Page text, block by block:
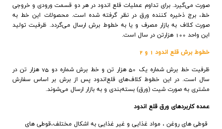
صورت مي‌گيرد. براي تداوم عمليات قلع اندود در هر دو قسمت ورودي و خروجي
خط، برج ذخيره كننده ورق در نظر گرفته شده است. محصولات اين خط به
صورت كلاف به بازار مصرف و یا به خطوط برش ارسال مي‌گردد. ظرفيت توليد
اين واحد 100 هزارتن در سال است
.
خطوط برش قلع اندود 1 و 2
ظرفیت خط برش شماره یک 50 هزار تن و خط برش شماره دو 75 هزار تن در
سال است. در این خطوط کلاف‌های قلع‌اندود پس از برش بر اساس سفارش
مشتری به صورت شیت (ورق) بسته‌بندی و به بازار ارسال می‌شوند.
عمده كاربردهاي ورق قلع اندود
قوطي هاي روغن ، مواد غذايي و غير غذايي به اشكال مختلف،قوطي هاي